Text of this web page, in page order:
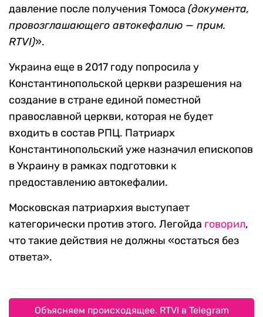
давление после получения Томоса (документа,
провозглашающего автокефалию — прим.
RTVI)».
Украина еще в 2017 году попросила у
Константинопольской церкви разрешения на
создание в стране единой поместной
православной церкви, которая не будет
входить в состав РПЦ. Патриарх
Константинопольский уже назначил епископов
в Украину в рамках подготовки к
предоставлению автокефалии.
Московская патриархия выступает
категорически против этого. Легойда говорил,
что такие действия не должны «остаться без
ответа».
Объясняем происходящее. RTVI в Telegram